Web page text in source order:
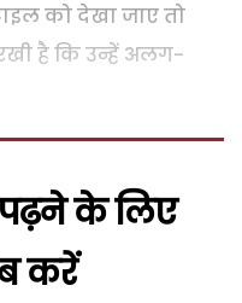
को देखा जाए तो
है कि उन्हें अलग-
के लिए
करें